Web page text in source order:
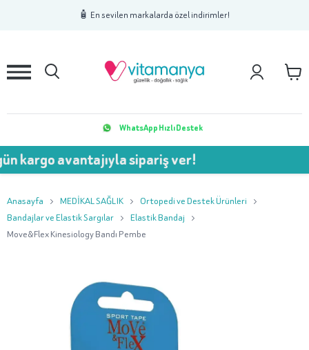
🧴 En sevilen markalarda özel indirimler!
2 3
WhatsApp Hızlı Destek
avantajıyla sipariş ver!
Anasayfa MEDİKAL SAĞLIK
Ortopedi ve Destek Ürünleri
Bandajlar ve Elastik Sargılar
Elastik Bandaj
Move&Flex Kinesiology Bandı Pembe